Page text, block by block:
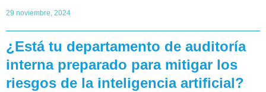
29 noviembre, 2024
¿Está tu departamento de auditoría
interna preparado para mitigar los
riesgos de la inteligencia artificial?